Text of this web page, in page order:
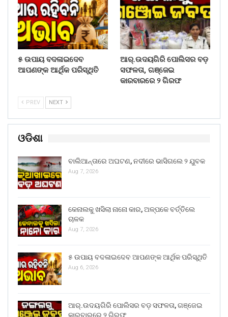
୫ ଉପାୟ ବଦଳାଇଦେବ
ଆପଣଙ୍କ ଆର୍ଥିକ ପରିସ୍ଥିତି
ଆର୍.ଉଦୟଗିରି ପୋଲିସର ବଡ଼
ସଫଳତା, ଗଞ୍ଜେଇ
କାରବାରରେ ୨ ଗିରଫ
PREV NEXT
ଓଡିଶା
ବାଲିଆନ୍ତାରେ ଅଘଟଣ, ନଦୀରେ ଭାସିଗଲେ ୨ ଯୁବକ
Aug 7, 2026
କେନାଲକୁ ଖସିଲା ନାନୋ କାର, ଅଳ୍ପକେ ବର୍ତ୍ତିଲେ
ଚାଳକ
Aug 7, 2026
୫ ଉପାୟ ବଦଳାଇଦେବ ଆପଣଙ୍କ ଆର୍ଥିକ ପରିସ୍ଥିତି
Aug 6, 2026
ଆର୍.ଉଦୟଗିରି ପୋଲିସର ବଡ଼ ସଫଳତା, ଗଞ୍ଜେଇ
କାରବାରରେ ୨ ଗିରଫ